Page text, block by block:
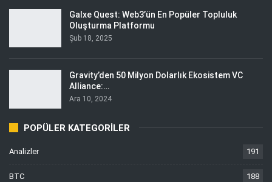
Galxe Quest: Web3’ün En Popüler Topluluk
Oluşturma Platformu
Şub 18, 2025
Gravity’den 50 Milyon Dolarlık Ekosistem VC
Alliance:…
Ara 10, 2024
POPÜLER KATEGORILER
Analizler 191
BTC 188